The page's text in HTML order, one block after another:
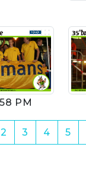
PM
2 3 4 5